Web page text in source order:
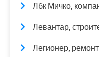
Лбк Мичко,
Левантар,
Легионер,